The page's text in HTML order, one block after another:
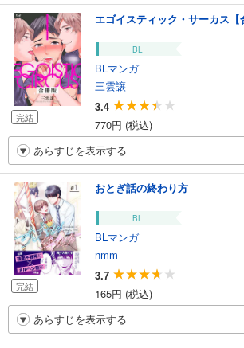
完結
エゴイスティック・サーカス【
BL
BLマンガ
三雲譲
3.4
770円 (税込)
あらすじを表示する
完結
おとぎ話の終わり方
BL
BLマンガ
nmm
3.7
165円 (税込)
あらすじを表示する